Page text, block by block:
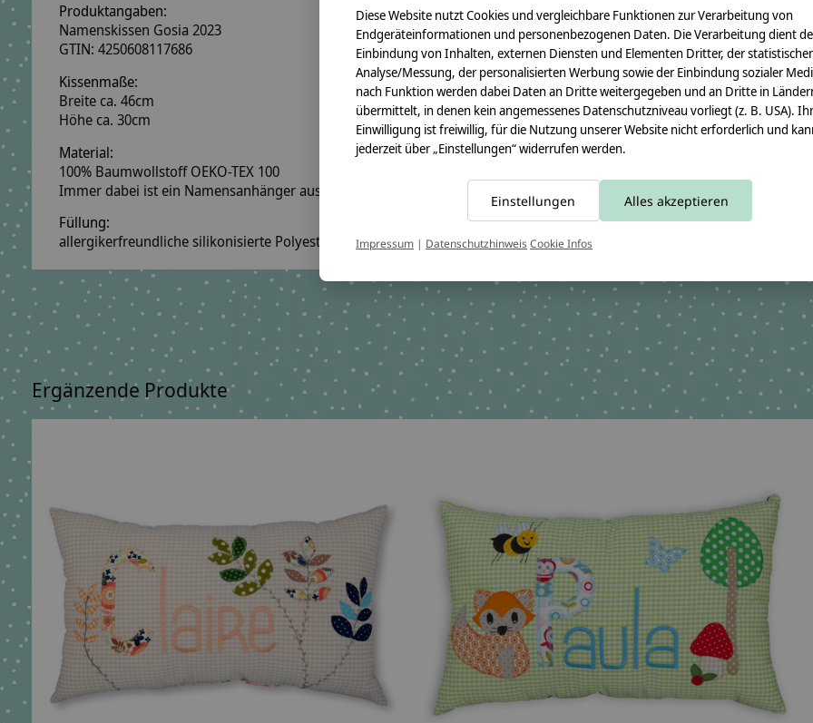
Produktangaben:
Namenskissen Gosia 2023
GTIN: 4250608117686
Kissenmaße:
Breite ca. 46cm
Höhe ca. 30cm
Material:
100% Baumwollstoff OEKO-TEX 100
Immer dabei ist ein Namensanhänger aus Holzwürfeln
Füllung:
allergikerfreundliche silikonisierte Polyesterfaserbällchen OEKO-TEX 100
Pflegehinweis:
Waschbar bei 30°C
Sicherheitshinweise:
Die angehangenen
Angaben zum Hersteller:
crêpes suzette GmbH &
Tel.:+49 221 2616939
Ergänzende Produkte
Diese Website nutzt Cookies und vergleichbare Funktionen zur Verarbeitung von
Endgeräteinformationen und personenbezogenen Daten. Die Verarbeitung dient
Einbindung von Inhalten, externen Diensten und Elementen Dritter, der
Analyse/Messung, der personalisierten Werbung sowie der Einbindung sozialer
nach Funktion werden dabei Daten an Dritte weitergegeben und an Dritte in
übermittelt, in denen kein angemessenes Datenschutzniveau vorliegt (z. B. USA).
Einwilligung ist freiwillig, für die Nutzung unserer Website nicht erforderlich und
jederzeit über „Einstellungen“ widerrufen werden.
Einstellungen Alles akzeptieren
Impressum | DatenschutzhinweisCookie Infos